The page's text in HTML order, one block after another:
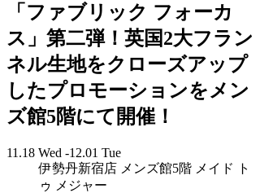
「ファブリック フォーカ
ス」第二弾！英国2大フラン
ネル生地をクローズアップ
したプロモーションをメン
ズ館5階にて開催！
11.18 Wed -12.01 Tue
伊勢丹新宿店 メンズ館5階 メイド ト
ゥ メジャー